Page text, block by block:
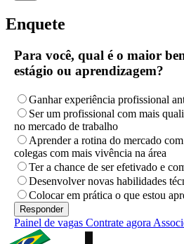
Enquete
Para você, qual é o maior
estágio ou aprendizagem?
Ganhar experiência profissional
Ser um profissional com mais
no mercado de trabalho
Aprender a rotina do mercado
colegas com mais vivência na área
Ter a chance de ser efetivado e
Desenvolver novas habilidades
Colocar em prática o que estou
Painel de vagas Contrate agora